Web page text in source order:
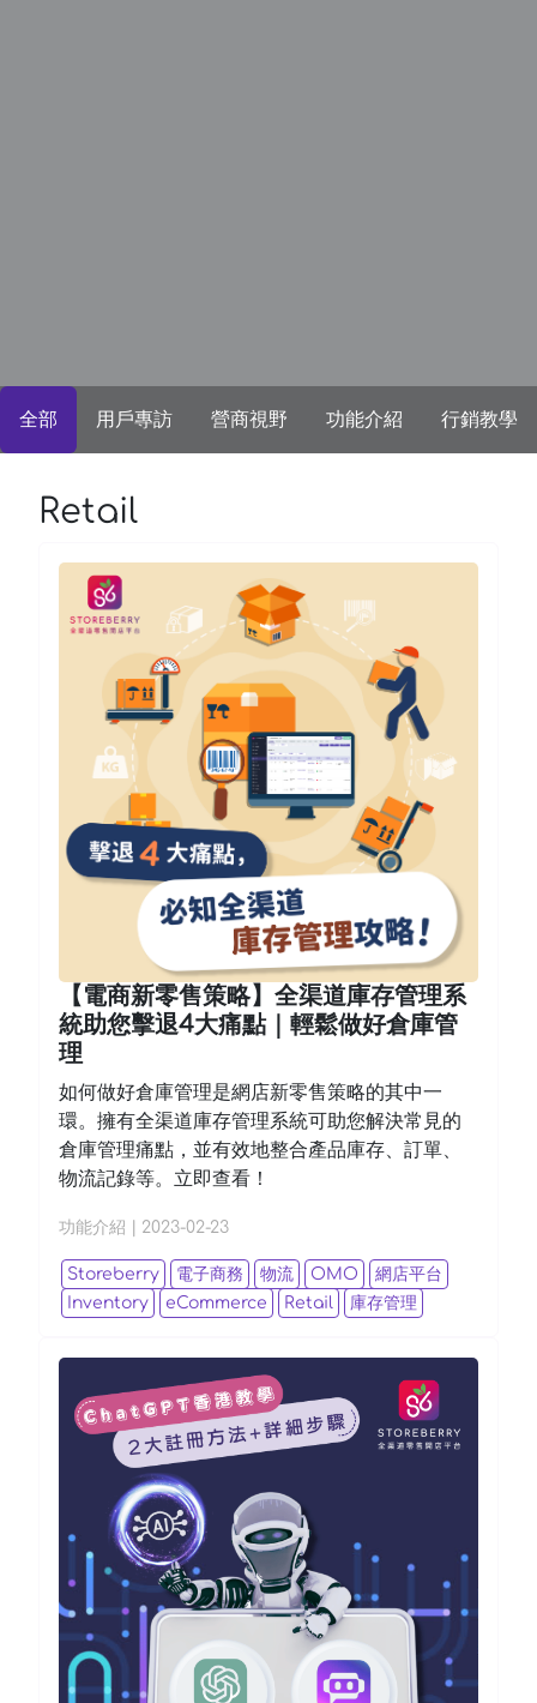
全部 用戶專訪 營商視野 功能介紹 行銷教學
Retail
【電商新零售策略】全渠道庫存管理系
統助您擊退4大痛點｜輕鬆做好倉庫管
理
如何做好倉庫管理是網店新零售策略的其中一
環。擁有全渠道庫存管理系統可助您解決常見的
倉庫管理痛點，並有效地整合產品庫存、訂單、
物流記錄等。立即查看！
功能介紹 2023-02-23
Storeberry 電子商務 物流 OMO
網店平台
Inventory
eCommerce Retail 庫存管理